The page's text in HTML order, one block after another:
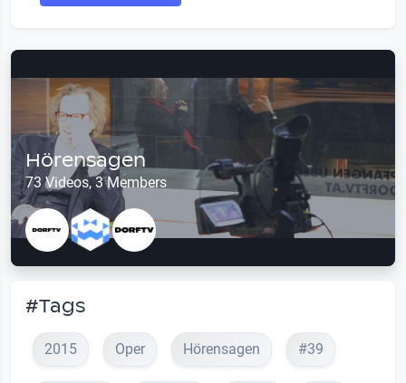
Hörensagen
73 Videos, 3 Members
#Tags
2015 Oper Hörensagen #39